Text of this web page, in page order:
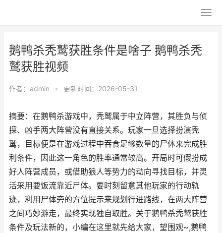
鹅鸭杀秃鹫获胜条件是啥子 鹅鸭杀秃
鹫获胜视频
作者： admin • 更新时间：2026-05-31
摘要：在鹅鸭杀游戏中，秃鹫属于中立阵营，其胜负与侦
探、凶手两大阵营没有直接关系。玩家一旦选择扮演秃
鹫，目标便是在游戏过程中吞食足够数量的尸体来完成胜
利条件，因此这一角色的胜率通常较高。开局时可假扮成
好人阵营成员，或借助狼人等势力的动向寻找目标，并灵
活采用要饭流靠近尸体。要时刻留意其他玩家的行动轨
迹，利用尸体旁的方位提示来规划行进路线，在两大阵营
之间巧妙游走，最终实现独自取胜。关于鹅鸭杀秃鹫获胜
条件及玩法新的，小编在这里就先给大家，望围观~,鹅鸭